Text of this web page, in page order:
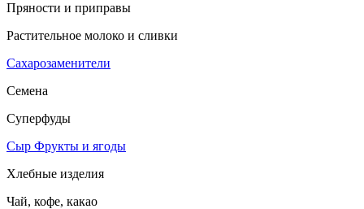
Пряности и приправы
Растительное молоко и сливки
Сахарозаменители
Семена
Суперфуды
Сыр Фрукты и ягоды
Хлебные изделия
Чай, кофе, какао